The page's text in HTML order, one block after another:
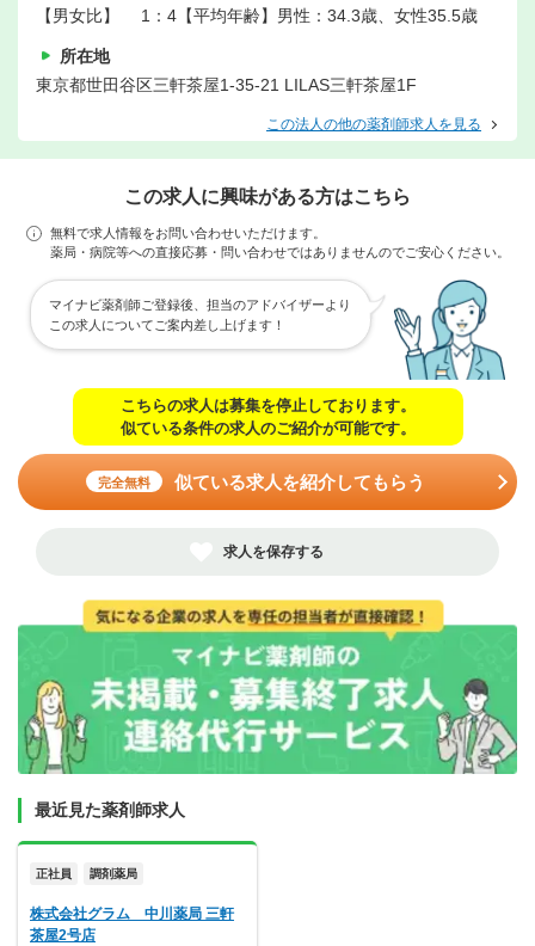
【男女比】 1：4【平均年齢】男性：34.3歳、女性35.5歳
所在地
東京都世田谷区三軒茶屋1-35-21 LILAS三軒茶屋1F
この法人の他の薬剤師求人を見る
この求人に興味がある方はこちら
無料で求人情報をお問い合わせいただけます。
薬局・病院等への直接応募・問い合わせではありませんのでご安心ください。
マイナビ薬剤師ご登録後、担当のアドバイザーより
この求人についてご案内差し上げます！
こちらの求人は募集を停止しております。
似ている条件の求人のご紹介が可能です。
完全無料 似ている求人を紹介してもらう
求人を保存する
最近見た薬剤師求人
正社員 調剤薬局
株式会社グラム 中川薬局 三軒
茶屋2号店